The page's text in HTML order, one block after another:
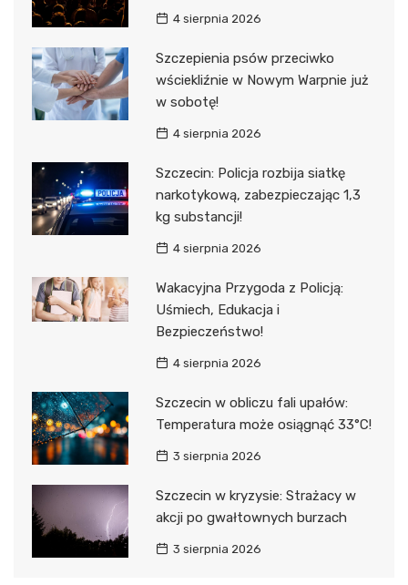
4 sierpnia 2026
Szczepienia psów przeciwko
wściekliźnie w Nowym Warpnie już
w sobotę!
4 sierpnia 2026
Szczecin: Policja rozbija siatkę
narkotykową, zabezpieczając 1,3
kg substancji!
4 sierpnia 2026
Wakacyjna Przygoda z Policją:
Uśmiech, Edukacja i
Bezpieczeństwo!
4 sierpnia 2026
Szczecin w obliczu fali upałów:
Temperatura może osiągnąć 33°C!
3 sierpnia 2026
Szczecin w kryzysie: Strażacy w
akcji po gwałtownych burzach
3 sierpnia 2026